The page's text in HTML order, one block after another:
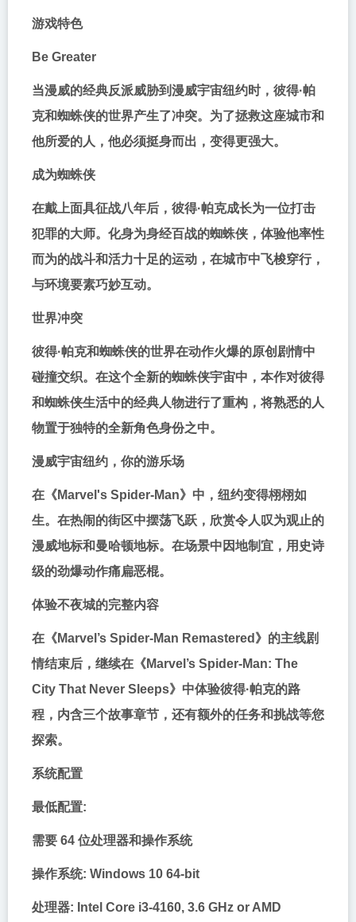
游戏特色
Be Greater
当漫威的经典反派威胁到漫威宇宙纽约时，彼得·帕
克和蜘蛛侠的世界产生了冲突。为了拯救这座城市和
他所爱的人，他必须挺身而出，变得更强大。
成为蜘蛛侠
在戴上面具征战八年后，彼得·帕克成长为一位打击
犯罪的大师。化身为身经百战的蜘蛛侠，体验他率性
而为的战斗和活力十足的运动，在城市中飞梭穿行，
与环境要素巧妙互动。
世界冲突
彼得·帕克和蜘蛛侠的世界在动作火爆的原创剧情中
碰撞交织。在这个全新的蜘蛛侠宇宙中，本作对彼得
和蜘蛛侠生活中的经典人物进行了重构，将熟悉的人
物置于独特的全新角色身份之中。
漫威宇宙纽约，你的游乐场
在《Marvel's Spider-Man》中，纽约变得栩栩如
生。在热闹的街区中摆荡飞跃，欣赏令人叹为观止的
漫威地标和曼哈顿地标。在场景中因地制宜，用史诗
级的劲爆动作痛扁恶棍。
体验不夜城的完整内容
在《Marvel’s Spider-Man Remastered》的主线剧
情结束后，继续在《Marvel’s Spider-Man: The
City That Never Sleeps》中体验彼得·帕克的路
程，内含三个故事章节，还有额外的任务和挑战等您
探索。
系统配置
最低配置:
需要 64 位处理器和操作系统
操作系统: Windows 10 64-bit
处理器: Intel Core i3-4160, 3.6 GHz or AMD